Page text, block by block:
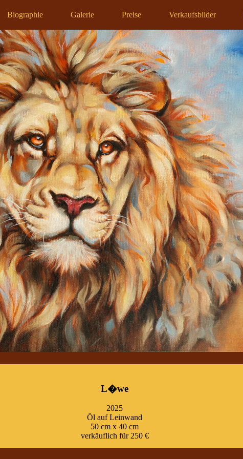
Biographie Galerie Preise Verkaufsbilder
L�we
2025
Öl auf Leinwand
50 cm x 40 cm
verkäuflich für 250 €